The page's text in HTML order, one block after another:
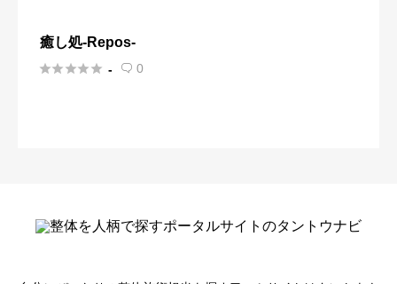
癒し処‐Repos‐
 -  0